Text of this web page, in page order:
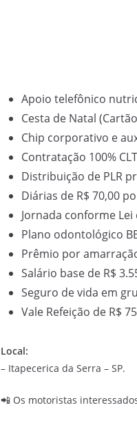
Apoio telefônico
Cesta de Natal
Chip corporativo e
Contratação 100%
Distribuição de PLR
Diárias de R$ 70,00
Jornada conforme
Plano odontológico
Prêmio por
Salário base de R$
Seguro de vida em
Vale Refeição de R$
Local:
– Itapecerica da Serra – SP.
📲 Os motoristas